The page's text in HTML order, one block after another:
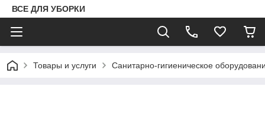
ВСЕ ДЛЯ УБОРКИ
Товары и услуги Санитарно-гигиеническое